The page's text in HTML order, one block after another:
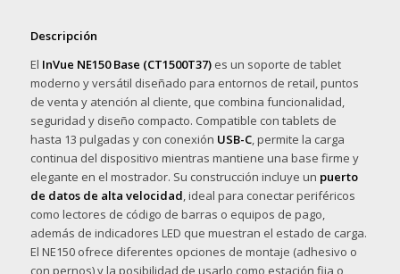
Descripción
El InVue NE150 Base (CT1500T37)es un soporte de tablet
moderno y versátil diseñado para entornos de retail, puntos
de venta y atención al cliente, que combina funcionalidad,
seguridad y diseño compacto. Compatible con tablets de
hasta 13 pulgadas y con conexión USB-C, permite la carga
continua del dispositivo mientras mantiene una base firme y
elegante en el mostrador. Su construcción incluye un puerto
de datos de alta velocidad, ideal para conectar periféricos
como lectores de código de barras o equipos de pago,
además de indicadores LED que muestran el estado de carga.
El NE150 ofrece diferentes opciones de montaje (adhesivo o
con pernos) y la posibilidad de usarlo como estación fija o